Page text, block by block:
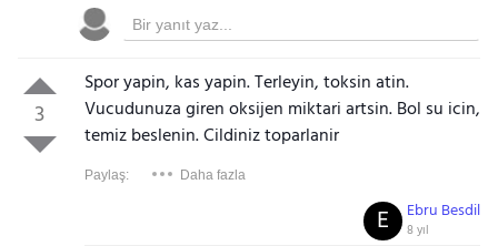
3
Spor yapin, kas yapin. Terleyin, toksin atin.
Vucudunuza giren oksijen miktari artsin. Bol su icin,
temiz beslenin. Cildiniz toparlanir
Paylaş: Daha fazla
Ebru Besdil
8 yıl
E